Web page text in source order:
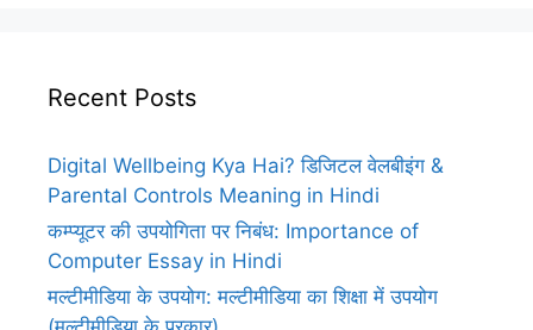
Recent Posts
Digital Wellbeing Kya Hai? डिजिटल वेलबीइंग &
Parental Controls Meaning in Hindi
कम्प्यूटर की उपयोगिता पर निबंध: Importance of
Computer Essay in Hindi
मल्टीमीडिया के उपयोग: मल्टीमीडिया का शिक्षा में उपयोग